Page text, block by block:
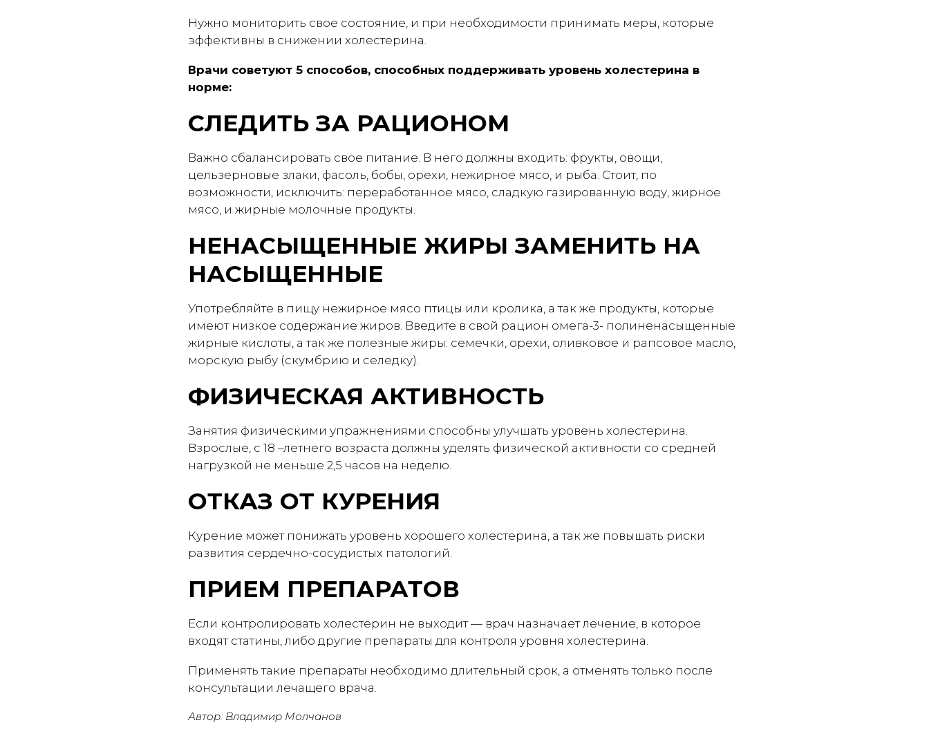
Нужно мониторить свое состояние, и при необходимости принимать меры, которые
эффективны в снижении холестерина.
Врачи советуют 5 способов, способных поддерживать уровень холестерина в
норме:
СЛЕДИТЬ ЗА РАЦИОНОМ
Важно сбалансировать свое питание. В него должны входить: фрукты, овощи,
цельзерновые злаки, фасоль, бобы, орехи, нежирное мясо, и рыба. Стоит, по
возможности, исключить: переработанное мясо, сладкую газированную воду, жирное
мясо, и жирные молочные продукты.
НЕНАСЫЩЕННЫЕ ЖИРЫ ЗАМЕНИТЬ НА
НАСЫЩЕННЫЕ
Употребляйте в пищу нежирное мясо птицы или кролика, а так же продукты, которые
имеют низкое содержание жиров. Введите в свой рацион омега-3- полиненасыщенные
жирные кислоты, а так же полезные жиры: семечки, орехи, оливковое и рапсовое масло,
морскую рыбу (скумбрию и селедку).
ФИЗИЧЕСКАЯ АКТИВНОСТЬ
Занятия физическими упражнениями способны улучшать уровень холестерина.
Взрослые, с 18 –летнего возраста должны уделять физической активности со средней
нагрузкой не меньше 2,5 часов на неделю.
ОТКАЗ ОТ КУРЕНИЯ
Курение может понижать уровень хорошего холестерина, а так же повышать риски
развития сердечно-сосудистых патологий.
ПРИЕМ ПРЕПАРАТОВ
Если контролировать холестерин не выходит — врач назначает лечение, в которое
входят статины, либо другие препараты для контроля уровня холестерина.
Применять такие препараты необходимо длительный срок, а отменять только после
консультации лечащего врача.
Автор: Владимир Молчанов